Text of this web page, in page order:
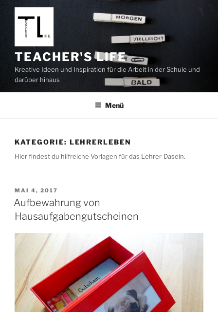
Zum
Inhalt
springen
TEACHER'S LIFE
Kreative Ideen und Inspiration für die Arbeit in der Schule und
darüber hinaus
Menü
KATEGORIE: LEHRERLEBEN
Hier findest du hilfreiche Vorlagen für das Lehrer-Dasein.
VERÖFFENTLICHT
AM
MAI 4, 2017
Aufbewahrung von
Hausaufgabengutscheinen